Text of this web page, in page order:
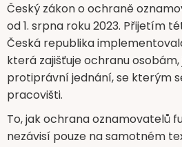
Český zákon o ochraně
od 1. srpna roku 2023. Přijetím
Česká republika
která zajišťuje ochranu
protiprávní jednání, se kterým
pracovišti.
To, jak ochrana oznamovatelů
nezávisí pouze na samotném